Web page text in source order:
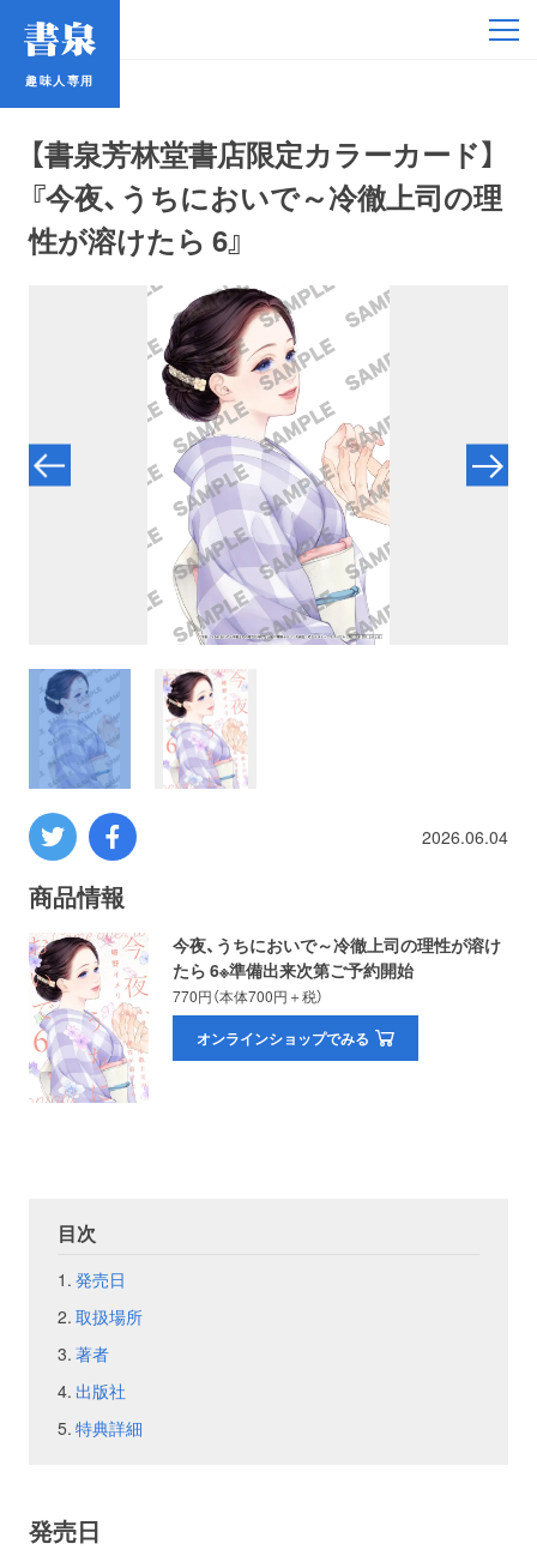
趣味人専用
【書泉芳林堂書店限定カラーカード】
『今夜、うちにおいで～冷徹上司の理
性が溶けたら 6』
2026.06.04
商品情報
今夜、うちにおいで～冷徹上司の理性が溶け
たら 6※準備出来次第ご予約開始
770円（本体700円＋税）
オンラインショップでみる
目次
発売日
取扱場所
著者
出版社
特典詳細
発売日
趣味人専用
鉄道・バス
コミック・ラノベ
コンピューター
ミリタリー
その他
イベント
フェア お知らせ
会社概要 プライバシーポリシー